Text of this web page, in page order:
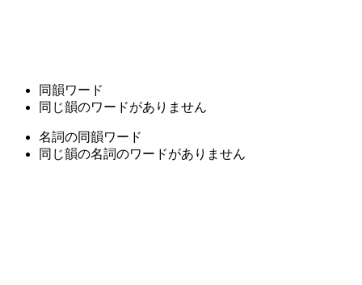
同韻ワード
同じ韻のワードがありません
名詞の同韻ワード
同じ韻の名詞のワードがありません